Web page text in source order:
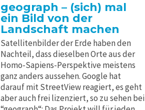
geograph – (sich) mal
ein Bild von der
Landschaft machen
Satellitenbilder der Erde haben den
Nachteil, dass dieselben Orte aus der
Homo-Sapiens-Perspektive meistens
ganz anders aussehen. Google hat
darauf mit StreetView reagiert, es geht
aber auch frei lizenziert, so zu sehen bei